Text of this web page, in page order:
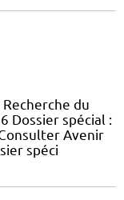
du
Dossier spécial :
Avenir
spéci